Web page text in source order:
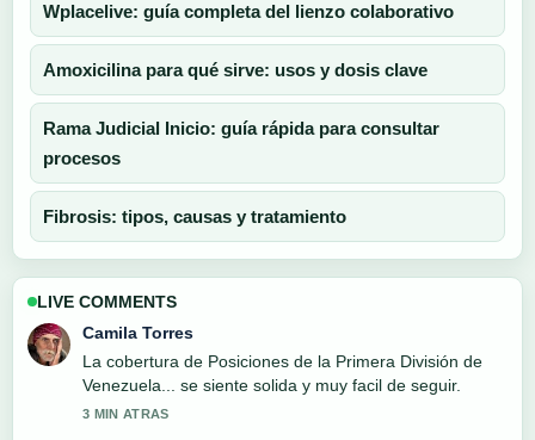
Wplacelive: guía completa del lienzo colaborativo
Amoxicilina para qué sirve: usos y dosis clave
Rama Judicial Inicio: guía rápida para consultar
procesos
Fibrosis: tipos, causas y tratamiento
LIVE COMMENTS
Camila Torres
La cobertura de Posiciones de la Primera División de
Venezuela... se siente solida y muy facil de seguir.
3 MIN ATRAS